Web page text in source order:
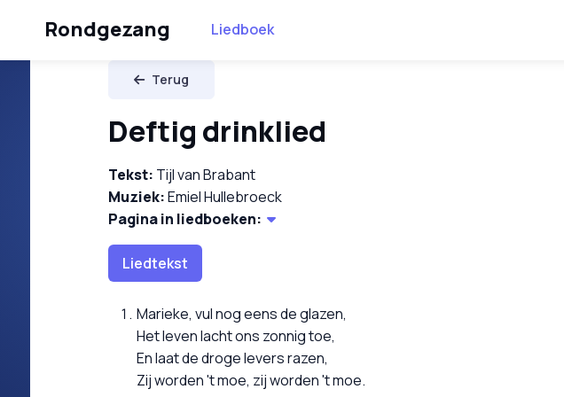
Rondgezang Liedboek
Terug
Deftig drinklied
Tekst: Tijl van Brabant
Muziek:Emiel Hullebroeck
Pagina in liedboeken:
Liedtekst
Marieke, vul nog eens de glazen,
Het leven lacht ons zonnig toe,
En laat de droge levers razen,
Zij worden 't moe, zij worden 't moe.